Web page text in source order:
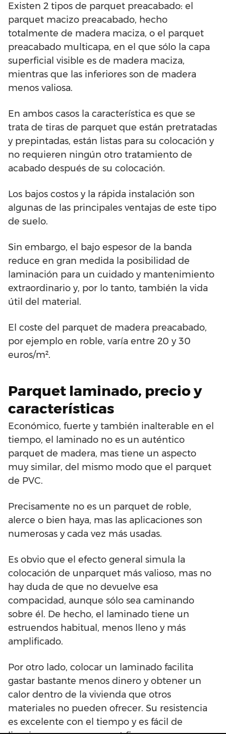
Existen 2 tipos de parquet preacabado: el
parquet macizo preacabado, hecho
totalmente de madera maciza, o el parquet
preacabado multicapa, en el que sólo la capa
superficial visible es de madera maciza,
mientras que las inferiores son de madera
menos valiosa.
En ambos casos la característica es que se
trata de tiras de parquet que están pretratadas
y prepintadas, están listas para su colocación y
no requieren ningún otro tratamiento de
acabado después de su colocación.
Los bajos costos y la rápida instalación son
algunas de las principales ventajas de este tipo
de suelo.
Sin embargo, el bajo espesor de la banda
reduce en gran medida la posibilidad de
laminación para un cuidado y mantenimiento
extraordinario y, por lo tanto, también la vida
útil del material.
El coste del parquet de madera preacabado,
por ejemplo en roble, varía entre 20 y 30
euros/m².
Parquet laminado, precio y
características
Económico, fuerte y también inalterable en el
tiempo, el laminado no es un auténtico
parquet de madera, mas tiene un aspecto
muy similar, del mismo modo que el parquet
de PVC.
Precisamente no es un parquet de roble,
alerce o bien haya, mas las aplicaciones son
numerosas y cada vez más usadas.
Es obvio que el efecto general simula la
colocación de unparquet más valioso, mas no
hay duda de que no devuelve esa
compacidad, aunque sólo sea caminando
sobre él. De hecho, el laminado tiene un
estruendos habitual, menos lleno y más
amplificado.
Por otro lado, colocar un laminado facilita
gastar bastante menos dinero y obtener un
calor dentro de la vivienda que otros
materiales no pueden ofrecer. Su resistencia
es excelente con el tiempo y es fácil de